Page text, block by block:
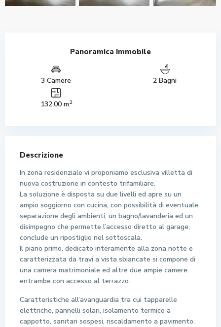
Panoramica Immobile
3 Camere 2 Bagni
132.00 m2
Descrizione
In zona residenziale vi proponiamo esclusiva villetta di
nuova costruzione in contesto trifamiliare.
La soluzione è disposta su due livelli ed apre su un
ampio soggiorno con cucina, con possibilità di eventuale
separazione degli ambienti, un bagno/lavanderia ed un
disimpegno che permette l’accesso diretto al garage,
conclude un ripostiglio nel sottoscala.
Il piano primo, dedicato interamente alla zona notte e
caratterizzata da travi a vista sbiancate si compone di
una camera matrimoniale ed altre due ampie camere
entrambe con accesso al terrazzo.
Caratteristiche all’avanguardia tra cui tapparelle
elettriche, pannelli solari, isolamento termico a
cappotto, sanitari sospesi, riscaldamento a pavimento.